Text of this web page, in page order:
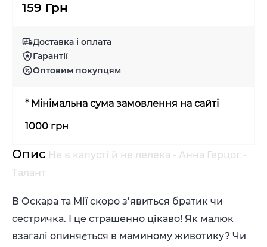
159 Грн
Доставка і оплата
Гарантії
Оптовим покупцям
* Мінімальна сума замовлення на сайті
1000 грн
Опис Не в капусті й не лелека - Анна Герцог -
Талант
В Оскара та Мії скоро з’явиться братик чи
сестричка. І це страшенно цікаво! Як малюк
взагалі опиняється в маминому животику? Чи